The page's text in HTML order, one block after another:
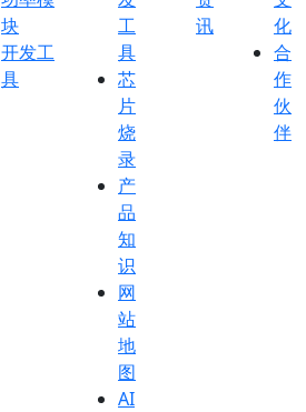
块
开发工
具
工
具
芯
片
烧
录
产
品
知
识
网
站
地
图
AI
讯
化
合
作
伙
伴